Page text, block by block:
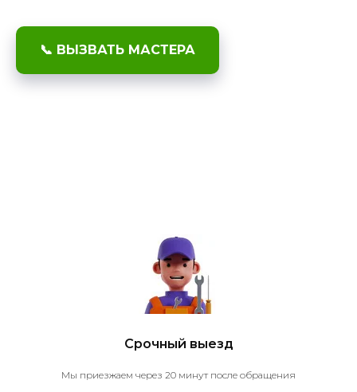
📞 ВЫЗВАТЬ МАСТЕРА
Срочный выезд
Мы приезжаем через 20 минут после обращения